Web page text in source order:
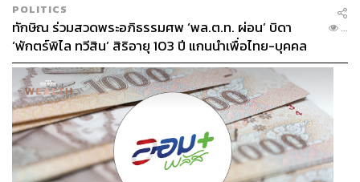
321
ABOUT THE AUTHOR
THE STANDARD POP TEAM
ALL THINGS THAT SHAPE AND SHIFT
CULTURE. Instagram / Facebook / Twitter :
thestandardpop
POLITICS
ทักษิณ ร่วมสวดพระอภิธรรมศพ ‘พล.ต.ท. ผ่อน’ บิดา
‘พักตร์พิไล ทวีสิน’ สิริอายุ 103 ปี แกนนำเพื่อไทย-บุคคล
หลากวงการร่วมอาลัย
...